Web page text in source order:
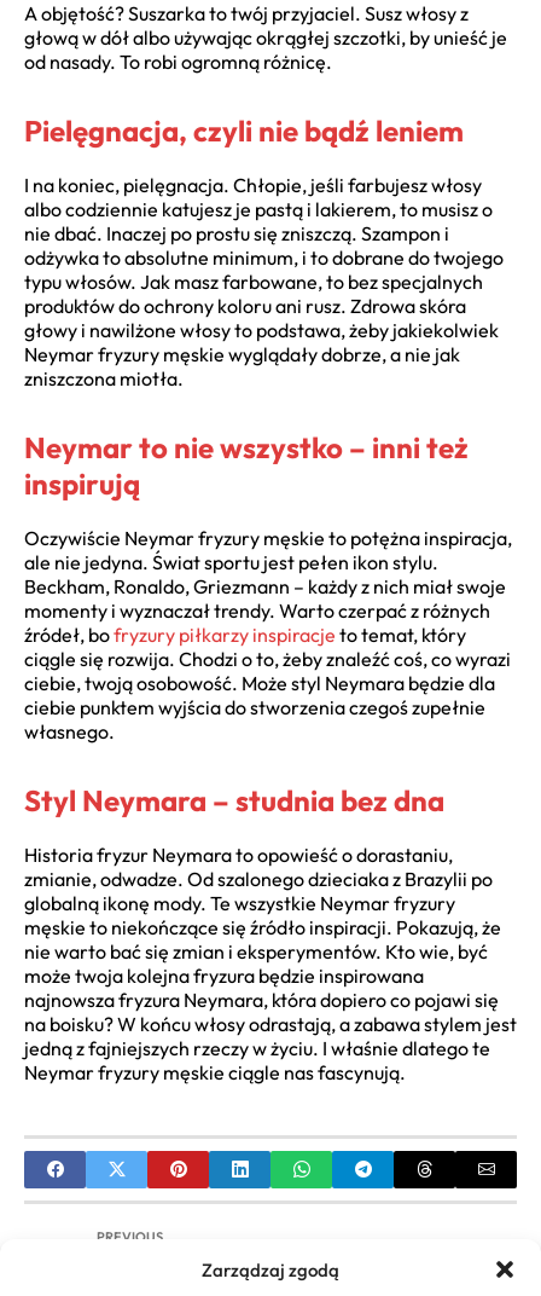
Zarządzaj zgodą
A objętość? Suszarka to twój przyjaciel. Susz włosy z
głową w dół albo używając okrągłej szczotki, by unieść je
od nasady. To robi ogromną różnicę.
Pielęgnacja, czyli nie bądź leniem
I na koniec, pielęgnacja. Chłopie, jeśli farbujesz włosy
albo codziennie katujesz je pastą i lakierem, to musisz o
nie dbać. Inaczej po prostu się zniszczą. Szampon i
odżywka to absolutne minimum, i to dobrane do twojego
typu włosów. Jak masz farbowane, to bez specjalnych
produktów do ochrony koloru ani rusz. Zdrowa skóra
głowy i nawilżone włosy to podstawa, żeby jakiekolwiek
Neymar fryzury męskie wyglądały dobrze, a nie jak
zniszczona miotła.
Neymar to nie wszystko – inni też
inspirują
Oczywiście Neymar fryzury męskie to potężna inspiracja,
ale nie jedyna. Świat sportu jest pełen ikon stylu.
Beckham, Ronaldo, Griezmann – każdy z nich miał swoje
momenty i wyznaczał trendy. Warto czerpać z różnych
źródeł, bofryzury piłkarzy inspiracje to temat, który
ciągle się rozwija. Chodzi o to, żeby znaleźć coś, co wyrazi
ciebie, twoją osobowość. Może styl Neymara będzie dla
ciebie punktem wyjścia do stworzenia czegoś zupełnie
własnego.
Styl Neymara – studnia bez dna
Historia fryzur Neymara to opowieść o dorastaniu,
zmianie, odwadze. Od szalonego dzieciaka z Brazylii po
globalną ikonę mody. Te wszystkie Neymar fryzury
męskie to niekończące się źródło inspiracji. Pokazują, że
nie warto bać się zmian i eksperymentów. Kto wie, być
może twoja kolejna fryzura będzie inspirowana
najnowsza fryzura Neymara, która dopiero co pojawi się
na boisku? W końcu włosy odrastają, a zabawa stylem jest
jedną z fajniejszych rzeczy w życiu. I właśnie dlatego te
Neymar fryzury męskie ciągle nas fascynują.
PREVIOUS
Najdziwniejsze Fryzury Świata: Galeria